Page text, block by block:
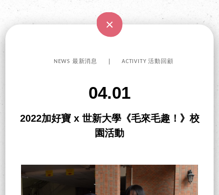
NEWS 最新消息 ACTIVITY 活動回顧
04.01
2022加好寶 x 世新大學《毛來毛趣！》校
園活動